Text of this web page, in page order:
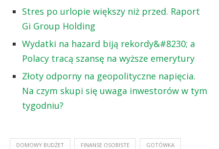
Stres po urlopie większy niż przed. Raport
Gi Group Holding
Wydatki na hazard biją rekordy&#8230; a
Polacy tracą szansę na wyższe emerytury
Złoty odporny na geopolityczne napięcia.
Na czym skupi się uwaga inwestorów w tym
tygodniu?
DOMOWY BUDŻET FINANSE OSOBISTE GOTÓWKA